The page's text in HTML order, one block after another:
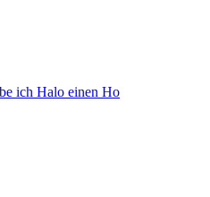
ich Halo einen Ho